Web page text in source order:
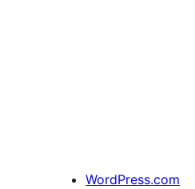
WordPress.com